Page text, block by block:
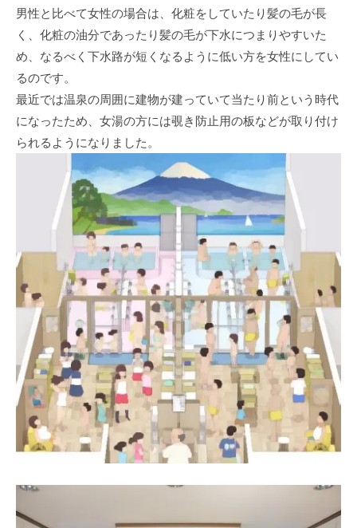
男性と比べて女性の場合は、化粧をしていたり髪の毛が長
く、化粧の油分であったり髪の毛が下水につまりやすいた
め、なるべく下水路が短くなるように低い方を女性にしてい
るのです。
最近では温泉の周囲に建物が建っていて当たり前という時代
になったため、女湯の方には覗き防止用の板などが取り付け
られるようになりました。